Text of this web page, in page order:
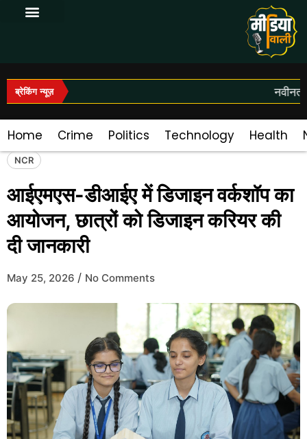
ब्रेकिंग न्यूज़
Home Crime Politics Technology Health
NCR
आईएमएस-डीआईए में डिजाइन वर्कशॉप का
आयोजन, छात्रों को डिजाइन करियर की
दी जानकारी
May 25, 2026 / No Comments